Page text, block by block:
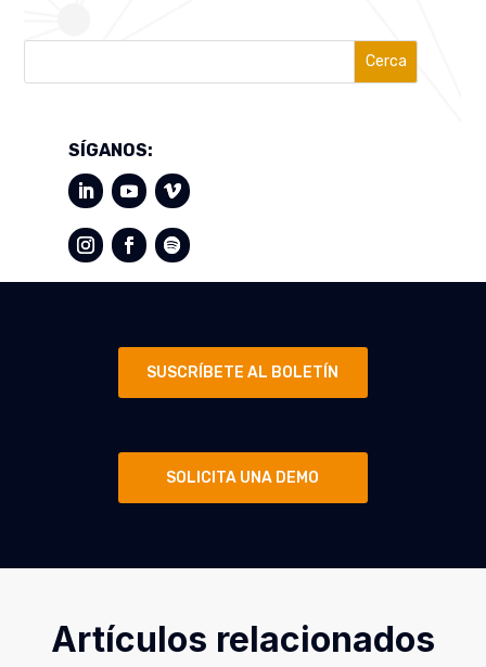
Cerca
SÍGANOS:
SUSCRÍBETE AL BOLETÍN
SOLICITA UNA DEMO
Artículos relacionados